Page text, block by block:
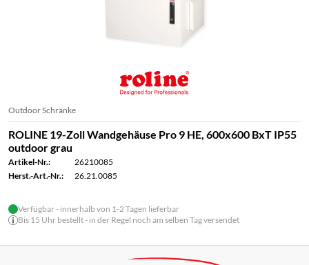
Outdoor Schränke
ROLINE 19-Zoll Wandgehäuse Pro 9 HE, 600x600 BxT IP55
outdoor grau
Artikel-Nr.:
26210085
Herst.-Art.-Nr.:
26.21.0085
Verfügbar - innerhalb von 1-2 Tagen lieferbar
Bis 15 Uhr bestellt - in der Regel noch am selben Tag versendet